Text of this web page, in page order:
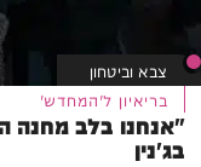
צבא וביטחון
בריאיון ל'המחדש'
"אנחנו בלב מחנה
בג'נין